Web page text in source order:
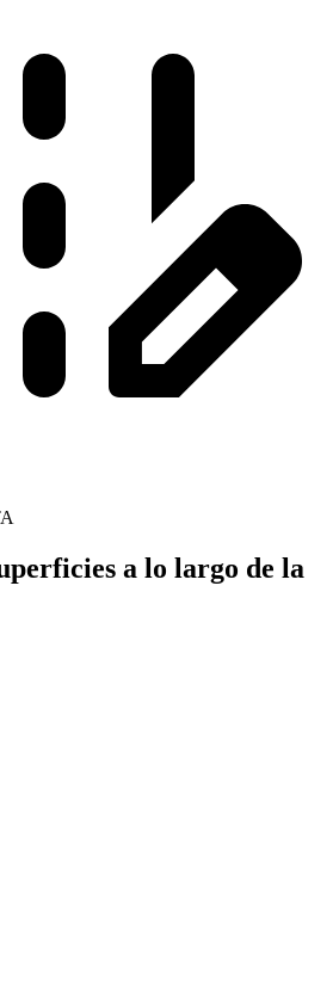
a lo largo de la